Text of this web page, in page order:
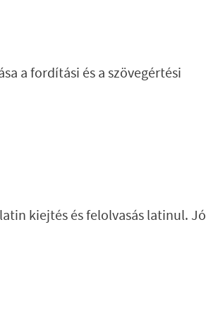
a fordítási és a szövegértési
kiejtés és felolvasás latinul. Jó